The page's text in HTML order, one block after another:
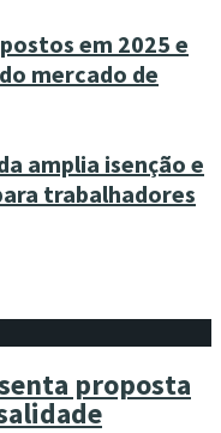
em 2025 e
mercado de
amplia isenção e
trabalhadores
proposta